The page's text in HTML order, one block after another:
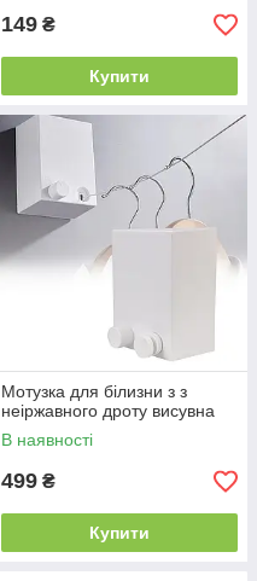
149 ₴
Купити
Мотузка для білизни з з
неіржавного дроту висувна
В наявності
499 ₴
Купити